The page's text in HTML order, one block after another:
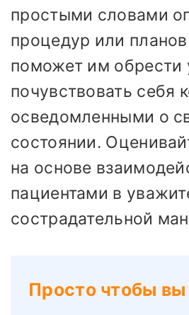
простыми словами
процедур или
поможет им обрести
почувствовать себя
осведомленными о
состоянии.
на основе
пациентами в
сострадательной
Просто чтобы вы